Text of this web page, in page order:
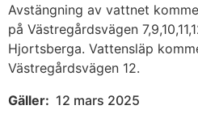
Avstängning av vattnet
på Västregårdsvägen
Hjortsberga. Vattensläp
Västregårdsvägen 12.
Gäller: 12 mars 2025